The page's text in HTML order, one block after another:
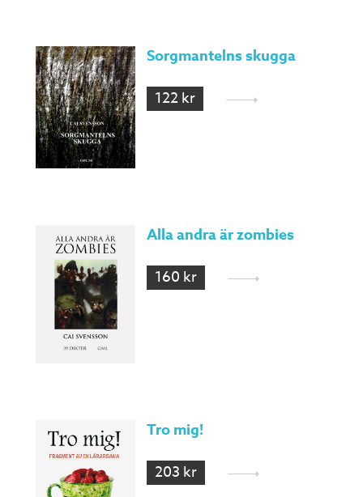
Sorgmantelns skugga
122 kr
Alla andra är zombies
160 kr
Tro mig!
203 kr